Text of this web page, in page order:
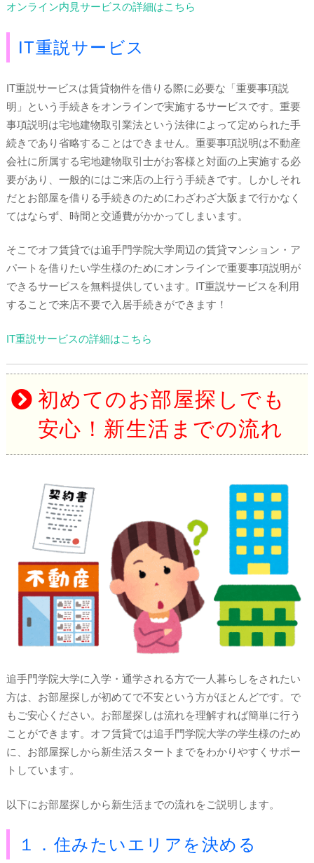
オンライン内見サービスの詳細はこちら
IT重説サービス
IT重説サービスは賃貸物件を借りる際に必要な「重要事項説
明」という手続きをオンラインで実施するサービスです。重要
事項説明は宅地建物取引業法という法律によって定められた手
続きであり省略することはできません。重要事項説明は不動産
会社に所属する宅地建物取引士がお客様と対面の上実施する必
要があり、一般的にはご来店の上行う手続きです。しかしそれ
だとお部屋を借りる手続きのためにわざわざ大阪まで行かなく
てはならず、時間と交通費がかかってしまいます。
そこでオフ賃貸では追手門学院大学周辺の賃貸マンション・ア
パートを借りたい学生様のためにオンラインで重要事項説明が
できるサービスを無料提供しています。IT重説サービスを利用
することで来店不要で入居手続きができます！
IT重説サービスの詳細はこちら
初めてのお部屋探しでも
安心！新生活までの流れ
追手門学院大学に入学・通学される方で一人暮らしをされたい
方は、お部屋探しが初めてで不安という方がほとんどです。で
もご安心ください。お部屋探しは流れを理解すれば簡単に行う
ことができます。オフ賃貸では追手門学院大学の学生様のため
に、お部屋探しから新生活スタートまでをわかりやすくサポー
トしています。
以下にお部屋探しから新生活までの流れをご説明します。
１．住みたいエリアを決める